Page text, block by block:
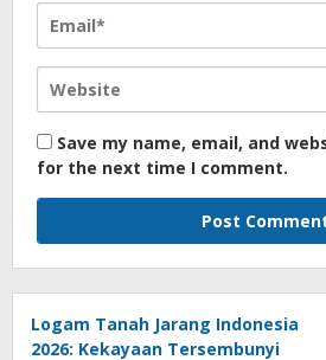
Save my name, email, and
for the next time I comment.
Logam Tanah Jarang Indonesia
2026: Kekayaan Tersembunyi